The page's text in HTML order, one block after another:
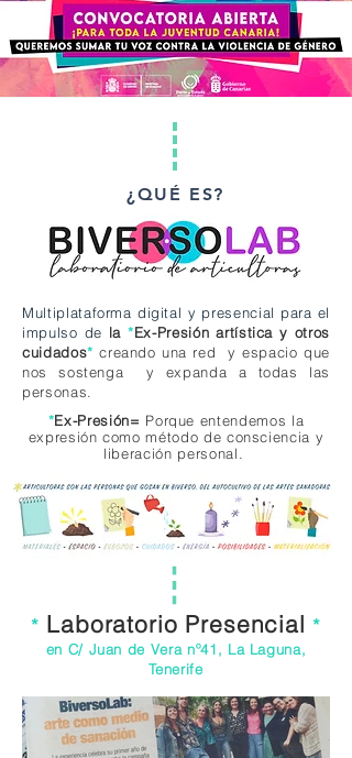
¿QUÉ ES?
Multiplataforma digital y presencial para el
impulso de la*Ex-Presión artística y otros
cuidados*creando una red y espacio que
nos sostenga y expanda a todas las
personas.
*Ex-Presión= Porque entendemos la
expresión como método de consciencia y
liberación personal.
* Laboratorio Presencial *
en C/ Juan de Vera nº41, La Laguna,
Tenerife